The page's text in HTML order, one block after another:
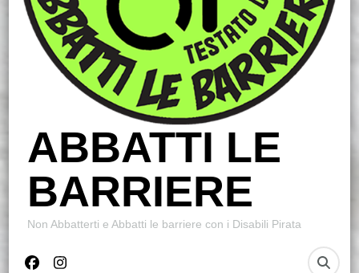
ABBATTI LE
BARRIERE
Non Abbatterti e Abbatti le barriere con i Disabili Pirata